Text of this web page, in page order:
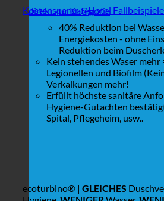
direkt zur Kategorie
Kostensparer @Hotel Fallbeispiele
40% Reduktion bei
Energiekosten - ohne
Reduktion beim
Kein stehendes Waser
Legionellen und Biofilm
Verkalkungen mehr!
Erfüllt höchste sanitäre
Hygiene-Gutachten
Spital, Pflegeheim, usw..
ecoturbino® | GLEICHES